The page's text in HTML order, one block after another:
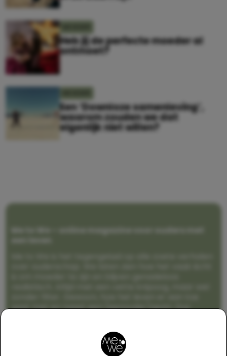
Heb jij de perfecte moeder al
ontmoet?
Een ‘Downloze samenleving’,
waarom zouden we dat
eigenlijk niet willen?
Me to We – online magazine voor ouders met
gaat met en naast een (eenouder)gezin. Dus